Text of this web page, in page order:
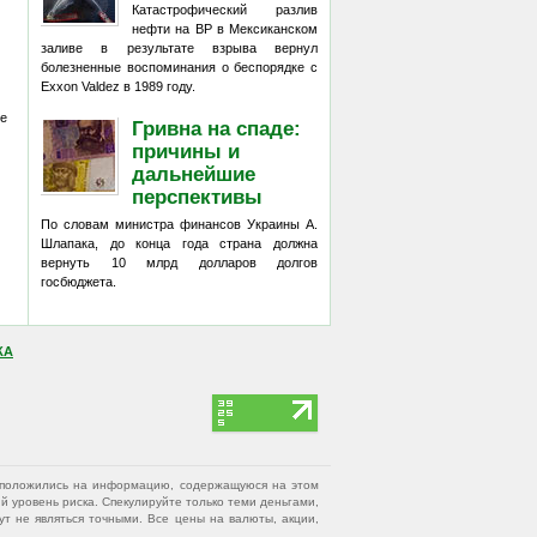
Катастрофический разлив
нефти на BP в Мексиканском
заливе в результате взрыва вернул
болезненные воспоминания о беспорядке с
Exxon Valdez в 1989 году.
Гривна на спаде:
причины и
дальнейшие
перспективы
По словам министра финансов Украины А.
Шлапака, до конца года страна должна
вернуть 10 млрд долларов долгов
госбюджета.
положились на информацию, содержащуюся на этом
риска. Спекулируйте только теми деньгами,
не являться точными. Все цены на валюты, акции,